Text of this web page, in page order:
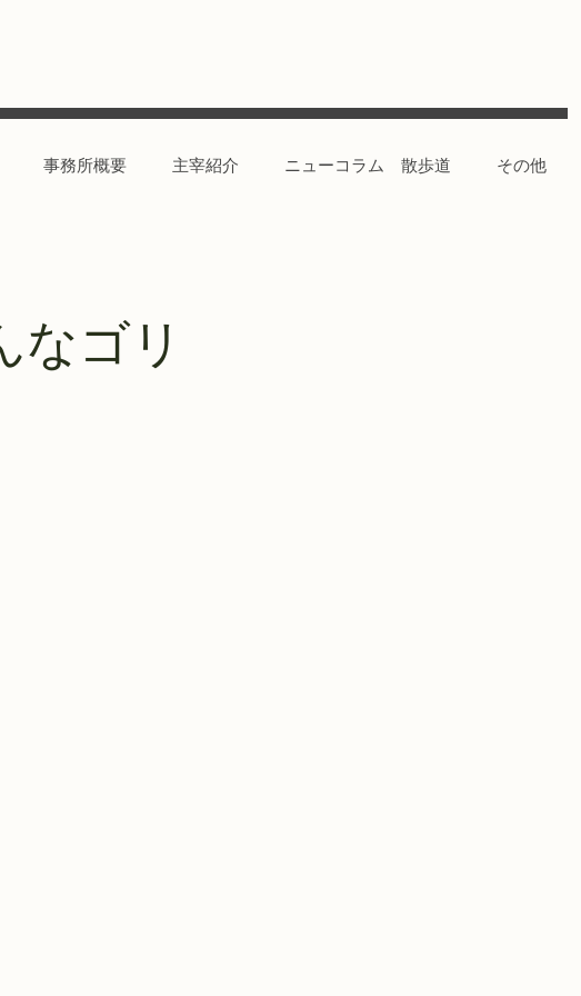
事務所概要 主宰紹介 ニューコラム 散歩道 その他
なゴリ